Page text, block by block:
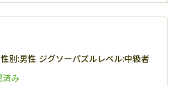
性別:男性 ジグソーパズルレベル:中級者